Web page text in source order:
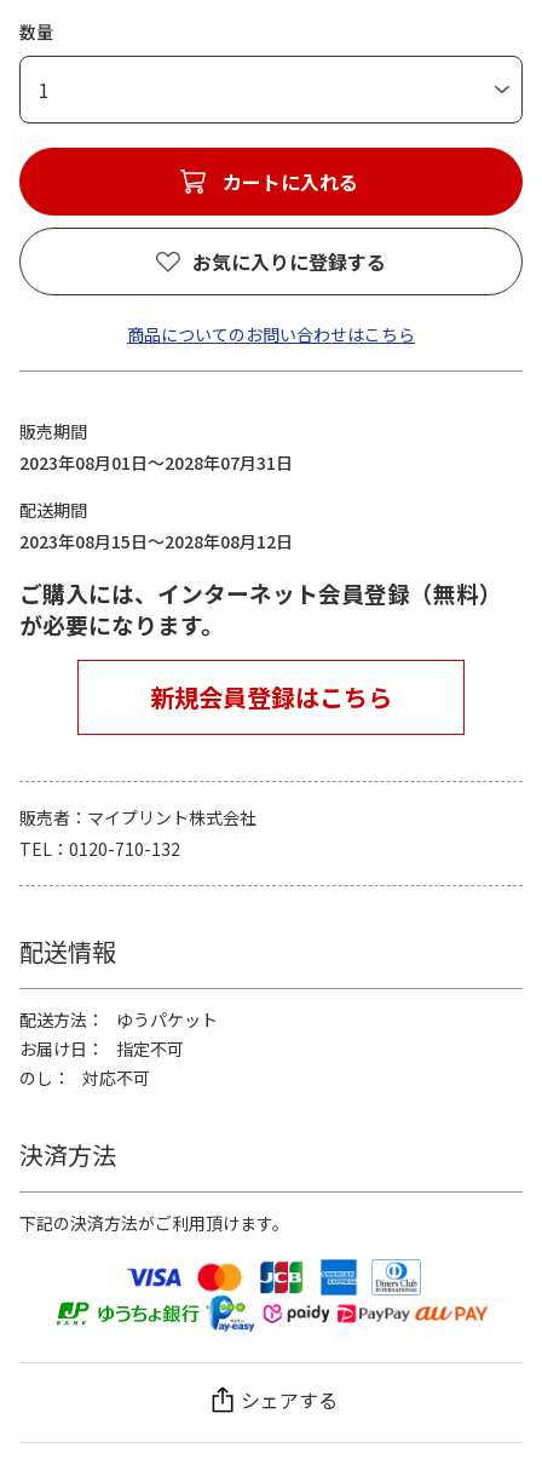
数量
1
カートに入れる
お気に入りに登録する
商品についてのお問い合わせはこちら
販売期間
2023年08月01日～2028年07月31日
配送期間
2023年08月15日～2028年08月12日
ご購入には、インターネット会員登録（無料）
が必要になります。
新規会員登録はこちら
販売者
マイプリント株式会社
TEL
0120-710-132
配送情報
配送方法
ゆうパケット
お届け日
指定不可
のし
対応不可
決済方法
下記の決済方法がご利用頂けます。
シェアする